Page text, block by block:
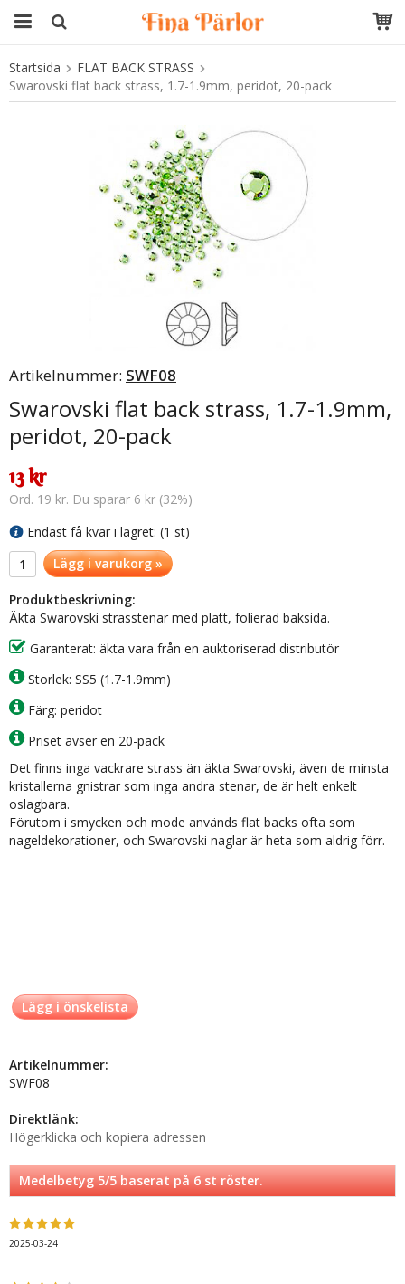
Produkten har blivit tillagd i varukorgen
Startsida
FLAT BACK STRASS
Swarovski flat back strass, 1.7-1.9mm, peridot, 20-pack
Artikelnummer: SWF08
Swarovski flat back strass, 1.7-1.9mm,
peridot, 20-pack
13 kr
Ord. 19 kr. Du sparar 6 kr (32%)
Endast få kvar i lagret: (1 st)
Lägg i varukorg »
Produktbeskrivning:
Äkta Swarovski strasstenar med platt, folierad baksida.
Garanterat: äkta vara från en auktoriserad distributör
Storlek: SS5 (1.7-1.9mm)
Färg: peridot
Priset avser en 20-pack
Det finns inga vackrare strass än äkta Swarovski, även de minsta
kristallerna gnistrar som inga andra stenar, de är helt enkelt
oslagbara.
Förutom i smycken och mode används flat backs ofta som
nageldekorationer, och Swarovski naglar är heta som aldrig förr.
Lägg i önskelista
Artikelnummer:
SWF08
Direktlänk:
Högerklicka och kopiera adressen
Medelbetyg5/5 baserat på6st röster.
2025-03-24